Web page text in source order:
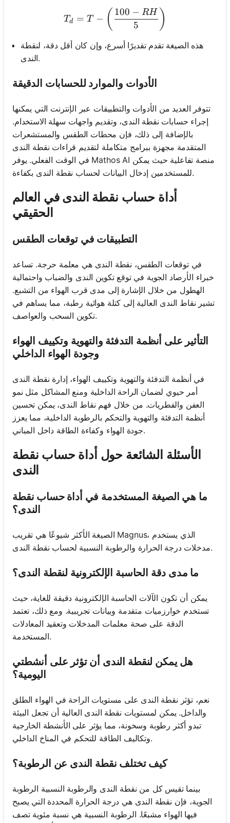
T_d = T - \left(\frac{100
Td = T − ( 5
100 − RH )
هذه الصيغة تقدم تقديرًا أسرع، وإن كان أقل دقة، لنقطة
الندى.
الأدوات والموارد للحسابات الدقيقة
تتوفر العديد من الأدوات والتطبيقات عبر الإنترنت التي يمكنها
إجراء حسابات نقطة الندى، وتقديم واجهات سهلة الاستخدام.
بالإضافة إلى ذلك، فإن محطات الطقس والمستشعرات
المتقدمة مجهزة ببرامج متكاملة لتقديم قراءات نقطة الندى
في الوقت الفعلي. يوفر Mathos AI منصة تفاعلية حيث يمكن
للمستخدمين إدخال البيانات لحساب نقطة الندى بكفاءة.
أداة حساب نقطة الندى في العالم
الحقيقي
التطبيقات في توقعات الطقس
في توقعات الطقس، نقطة الندى هي معلمة حرجة. تساعد
خبراء الأرصاد الجوية في توقع تكوين الندى والضباب واحتمالية
الهطول من خلال الإشارة إلى مدى قرب الهواء من التشبع.
تشير نقاط الندى العالية إلى كتلة هوائية رطبة، مما يساهم في
تكوين السحب والعواصف.
التأثير على أنظمة التدفئة والتهوية وتكييف الهواء
وجودة الهواء الداخلي
في أنظمة التدفئة والتهوية وتكييف الهواء، إدارة نقطة الندى
أمر حيوي لضمان الراحة الداخلية ومنع المشاكل مثل نمو
العفن والفطريات. من خلال فهم نقاط الندى، يمكن تحسين
أنظمة التدفئة والتهوية والتحكم بالرطوبة الداخلية، مما يعزز
جودة الهواء وكفاءة الطاقة داخل المباني.
الأسئلة الشائعة حول أداة حساب نقطة
الندى
ما هي الصيغة المستخدمة في أداة حساب نقطة
الندى؟
الصيغة الأكثر شيوعًا هي تقريب Magnus، الذي يستخدم
مدخلات درجة الحرارة والرطوبة النسبية لحساب نقطة الندى.
ما مدى دقة الحاسبة الإلكترونية لنقطة الندى؟
يمكن أن تكون الآلات الحاسبة الإلكترونية دقيقة للغاية، حيث
تستخدم خوارزميات متقدمة وبيانات تجريبية. ومع ذلك، تعتمد
الدقة على صحة معلمات المدخلات وتعقيد المعادلات
المستخدمة.
هل يمكن لنقطة الندى أن تؤثر على أنشطتي
اليومية؟
نعم، تؤثر نقطة الندى على مستويات الراحة في الهواء الطلق
والداخل. يمكن لمستويات نقطة الندى العالية أن تجعل البيئة
تبدو أكثر رطوبة وسخونة، مما يؤثر على الأنشطة الخارجية
وتكاليف الطاقة للتحكم في المناخ الداخلي.
كيف تختلف نقطة الندى عن الرطوبة؟
بينما تقيس كل من نقطة الندى والرطوبة النسبية الرطوبة
الجوية، فإن نقطة الندى هي درجة الحرارة المحددة التي يصبح
فيها الهواء مشبعًا. الرطوبة النسبية هي نسبة مئوية تصف